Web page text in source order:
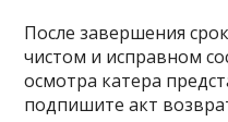
После завершения
чистом и исправном
осмотра катера
подпишите акт